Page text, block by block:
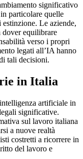
significativo
particolare quelle
Le aziende,
dover equilibrare
verso i propri
legati all’IA hanno
tali decisioni.
in Italia
artificiale in
significative.
sul lavoro italiana
a nuove realtà
costretti a ricorrere in
del lavoro e